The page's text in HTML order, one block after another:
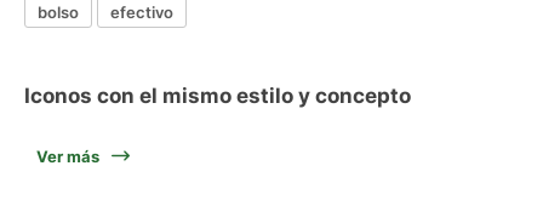
bolso
efectivo
Iconos con el mismo estilo y concepto
Ver más